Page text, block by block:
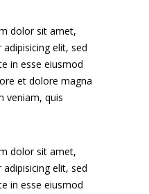
dolor sit amet,
elit, sed
in esse eiusmod
et dolore magna
veniam, quis
dolor sit amet,
elit, sed
in esse eiusmod